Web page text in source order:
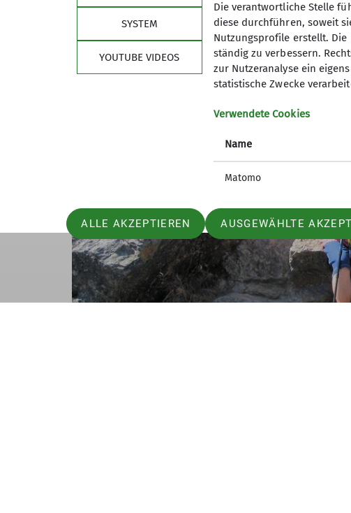
SYSTEM
YOUTUBE VIDEOS
Die verantwortliche Stelle
diese durchführen, soweit
Nutzungsprofile erstellt.
ständig zu verbessern.
zur Nutzeranalyse ein
statistische Zwecke
Verwendete Cookies
Name
Matomo
ALLE AKZEPTIEREN AUSGEWÄHLTE